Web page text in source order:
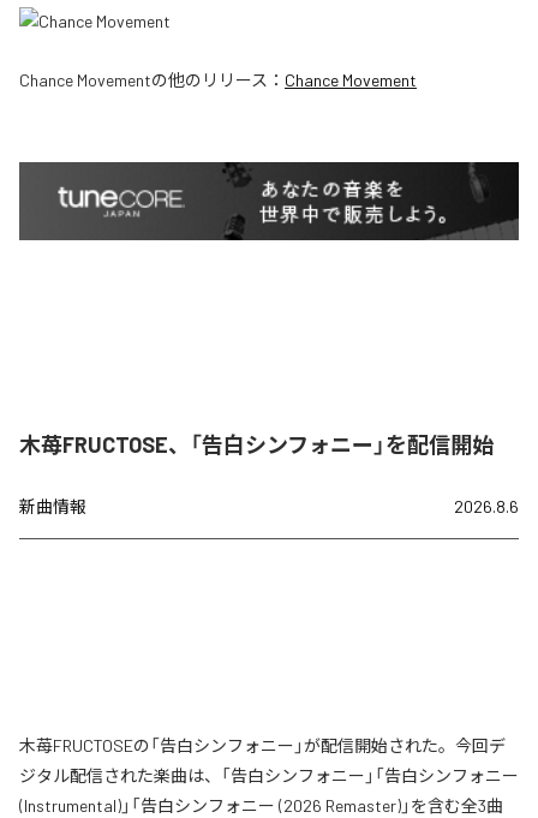
Chance Movementの他のリリース： Chance Movement
木苺FRUCTOSE、「告白シンフォニー」を配信開始
新曲情報 2026.8.6
木苺FRUCTOSEの「告白シンフォニー」が配信開始された。今回デ
ジタル配信された楽曲は、「告白シンフォニー」「告白シンフォニー
(Instrumental)」「告白シンフォニー (2026 Remaster)」を含む全3曲